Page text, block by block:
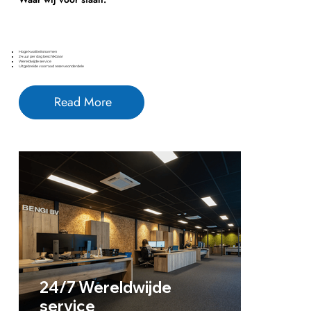
Hoge kwaliteitsnormen
24 uur per dag beschikbaar
Wereldwijde service
Uitgebreide voorraad reserveonderdele
Read More
24/7 Wereldwijde
service